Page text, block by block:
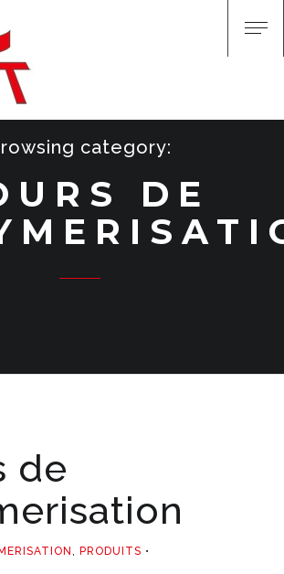
category:
DE
de
, PRODUITS